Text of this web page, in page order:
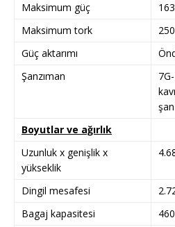
Maksimum güç
Maksimum tork
Güç aktarımı
Şanzıman
Boyutlar ve ağırlık
Uzunluk x genişlik x
yükseklik
Dingil mesafesi
Bagaj kapasitesi